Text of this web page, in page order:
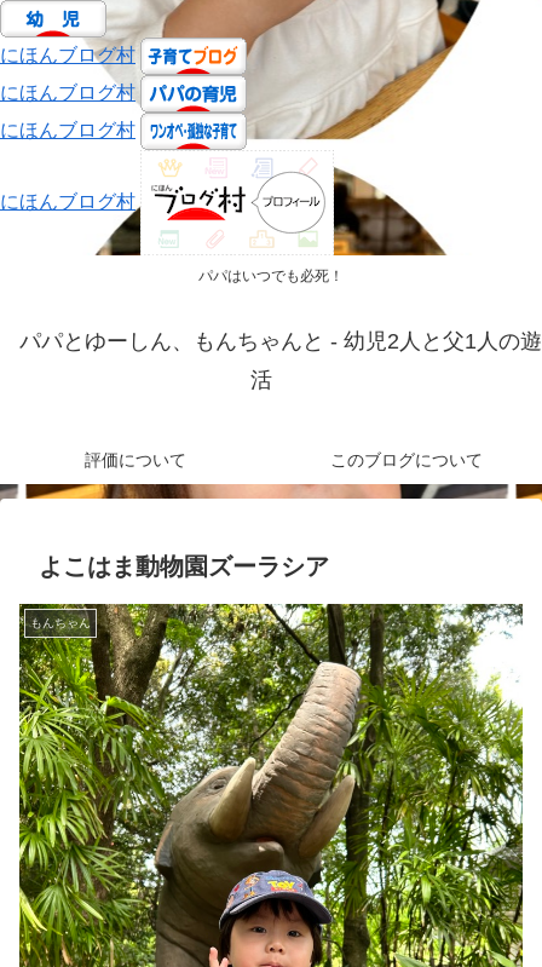
にほんブログ村
にほんブログ村
にほんブログ村
にほんブログ村
パパはいつでも必死！
パパとゆーしん、もんちゃんと - 幼児2人と父1人の遊
活
評価について このブログについて
よこはま動物園ズーラシア
もんちゃん